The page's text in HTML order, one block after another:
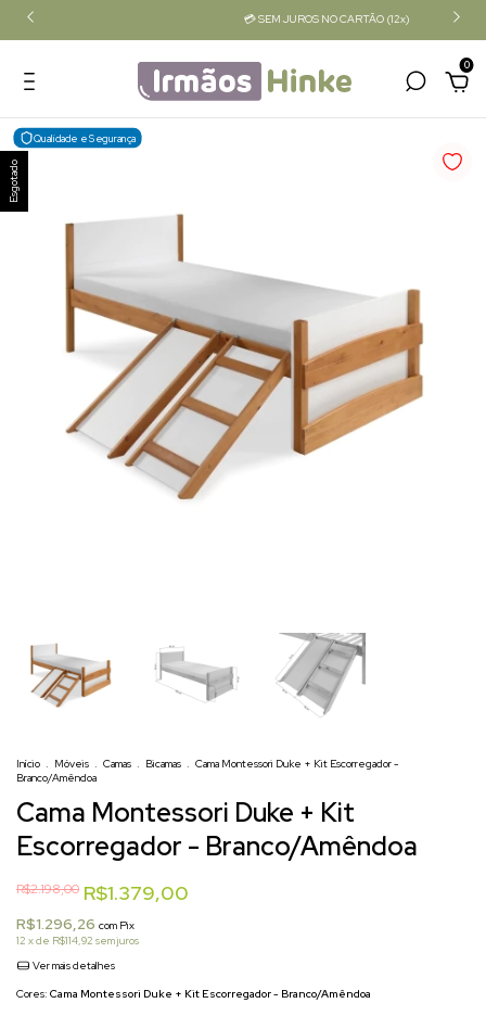
💳 SEM JUROS NO CARTÃO (12x)
0
Esgotado
Qualidade e Segurança
Início . Móveis . Camas . Bicamas . Cama Montessori Duke + Kit Escorregador -
Branco/Amêndoa
Cama Montessori Duke + Kit
Escorregador - Branco/Amêndoa
R$2.198,00 R$1.379,00
R$1.296,26 com Pix
12 x de R$114,92 sem juros
Ver mais detalhes
Cores: Cama Montessori Duke + Kit Escorregador - Branco/Amêndoa